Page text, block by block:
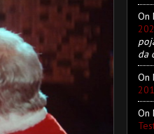
On
da
On
On